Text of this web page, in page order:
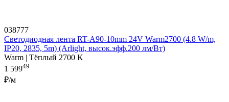
038777
Светодиодная лента RT-A90-10mm 24V Warm2700 (4.8 W/m,
IP20, 2835, 5m) (Arlight, высок.эфф.200 лм/Вт)
Warm | Тёплый 2700 K
1 59949
₽/м